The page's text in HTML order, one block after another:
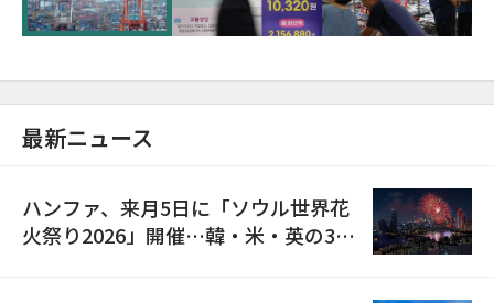
最新ニュース
ハンファ、来月5日に「ソウル世界花
火祭り2026」開催…韓・米・英の3カ